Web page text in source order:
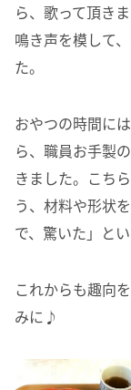
ら、歌って頂き
鳴き声を模して
た。
おやつの時間に
ら、職員お手製
きました。こち
う、材料や形状
で、驚いた」と
これからも趣向
みに♪